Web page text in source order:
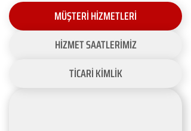
MÜŞTERİ HİZMETLERİ
HİZMET SAATLERİMİZ
TİCARİ KİMLİK